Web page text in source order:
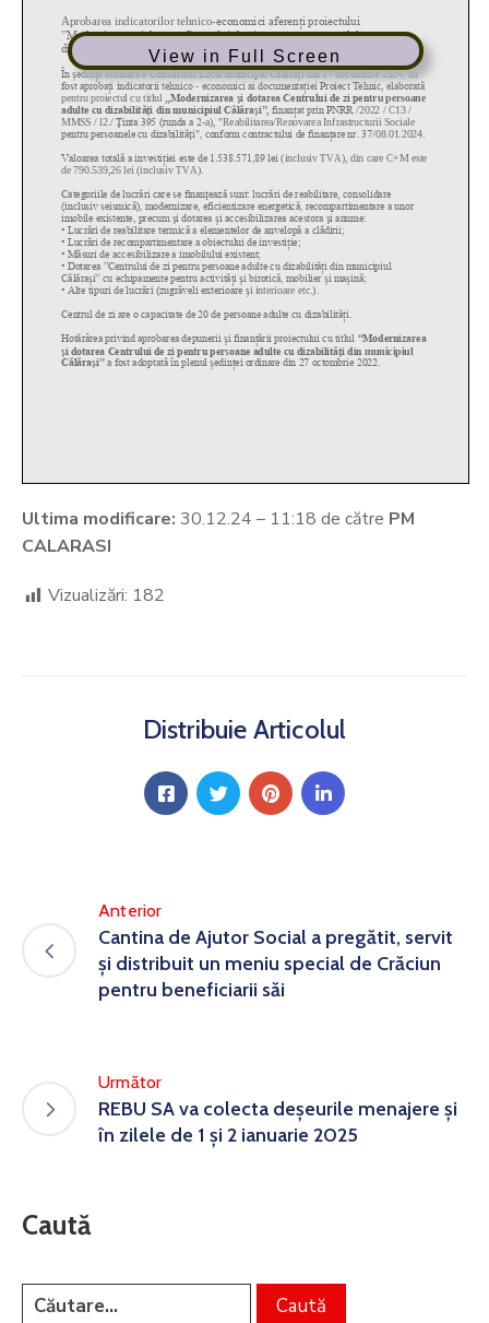
View in Full Screen
Ultima modificare: 30.12.24 – 11:18 de către PM
CALARASI
Vizualizări: 182
Distribuie Articolul
Anterior
Cantina de Ajutor Social a pregătit, servit
și distribuit un meniu special de Crăciun
pentru beneficiarii săi
Următor
REBU SA va colecta deșeurile menajere și
în zilele de 1 și 2 ianuarie 2025
Caută